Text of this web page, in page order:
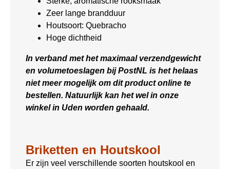
Zeer lange brandduur
Houtsoort: Quebracho
Hoge dichtheid
In verband met het maximaal verzendgewicht
en volumetoeslagen bij PostNL is het helaas
niet meer mogelijk om dit product online te
bestellen. Natuurlijk kan het wel in onze
winkel in Uden worden gehaald.
Briketten en Houtskool
Er zijn veel verschillende soorten houtskool en